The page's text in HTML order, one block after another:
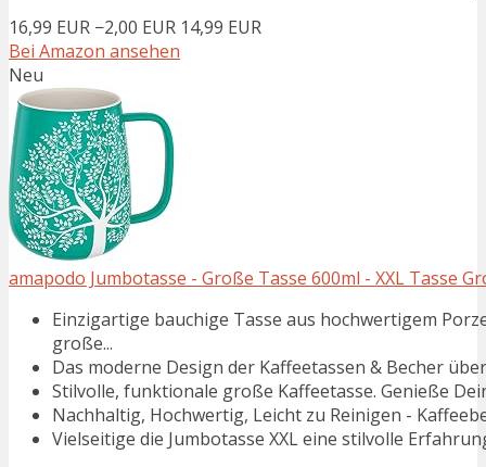
16,99 EUR −2,00 EUR 14,99 EUR
Bei Amazon ansehen
Neu
amapodo Jumbotasse - Große Tasse 600ml - XXL Tasse
Einzigartige bauchige Tasse aus hochwertigem
große...
Das moderne Design der Kaffeetassen & Becher
Stilvolle, funktionale große Kaffeetasse. Genieße
Nachhaltig, Hochwertig, Leicht zu Reinigen -
Vielseitige die Jumbotasse XXL eine stilvolle